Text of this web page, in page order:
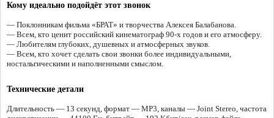
Кому идеально подойдёт этот звонок
— Поклонникам фильма «БРАТ» и творчества Алексея Балабанова.
— Всем, кто ценит российский кинематограф 90-х годов и его атмосферу.
— Любителям глубоких, душевных и атмосферных звуков.
— Всем, кто хочет сделать свои звонки более индивидуальными,
ностальгическими и наполненными смыслом.
Технические детали
Длительность — 13 секунд, формат — MP3, каналы — Joint Stereo, частота